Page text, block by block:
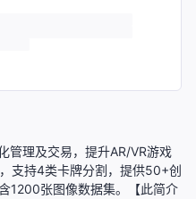
管理及交易，提升AR/VR游戏
支持4类卡牌分割，提供50+创
1200张图像数据集。【此简介